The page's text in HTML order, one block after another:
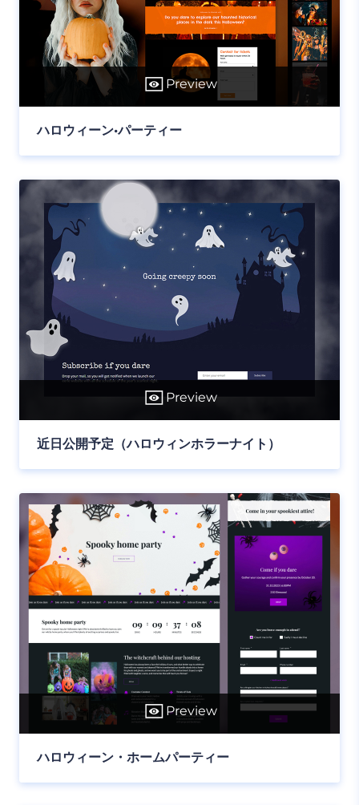
Preview
ハロウィーン•パーティー
Preview
近日公開予定（ハロウィンホラーナイト）
Preview
ハロウィーン・ホームパーティー